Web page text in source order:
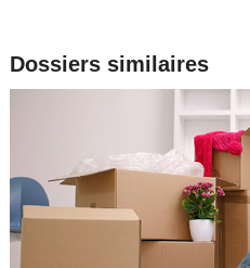
Dossiers similaires